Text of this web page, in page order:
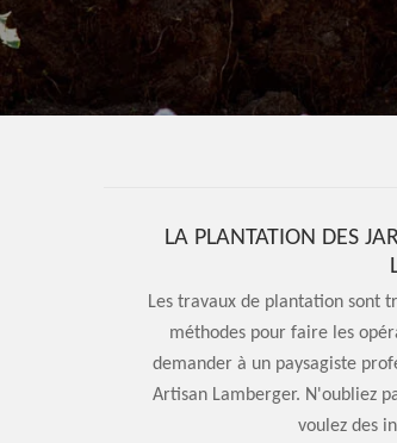
LA PLANTATION DES
Les travaux de plantation sont
méthodes pour faire les
demander à un paysagiste
Artisan Lamberger. N'oubliez
voulez des